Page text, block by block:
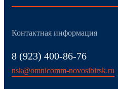
Контактная информация
8 (923) 400-86-76
nsk@omnicomm-novosibirsk.ru